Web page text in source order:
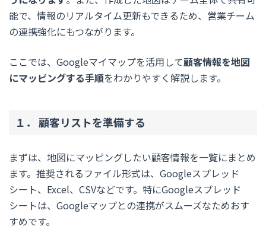
能で、情報のリアルタイム更新もできるため、営業チーム
の連携強化にもつながります。
ここでは、Googleマイマップを活用して顧客情報を地図
にマッピングする手順をわかりやすく解説します。
１． 顧客リストを準備する
まずは、地図にマッピングしたい顧客情報を一覧にまとめ
ます。推奨されるファイル形式は、Googleスプレッド
シート、Excel、CSVなどです。特にGoogleスプレッド
シートは、Googleマップとの連携がスムーズなためおす
すめです。